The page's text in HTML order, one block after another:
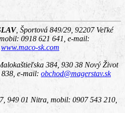
, Športová 849/29, 92207 Veľké
0918 621 641, e-mail:
www.maco-sk.com
384, 930 38 Nový Život
838, e-mail: obchod@magerstav.sk
949 01 Nitra , mobil: 0907 543 210,